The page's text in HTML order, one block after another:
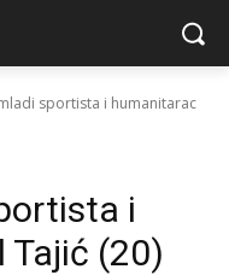
sportista i humanitarac
i
Tajić (20)